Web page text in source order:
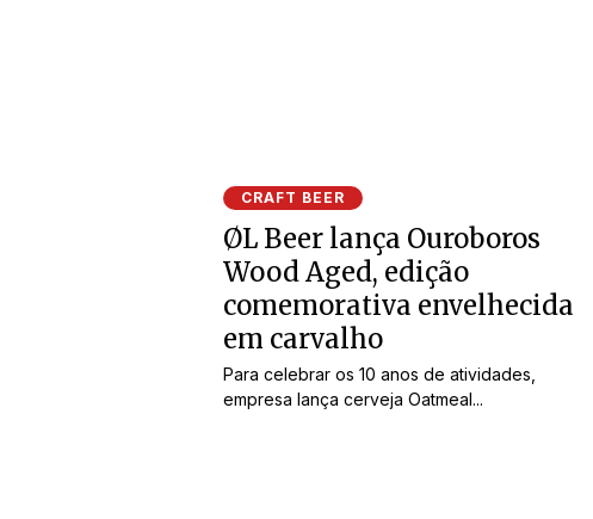
CRAFT BEER
ØL Beer lança Ouroboros
Wood Aged, edição
comemorativa envelhecida
em carvalho
Para celebrar os 10 anos de atividades,
empresa lança cerveja Oatmeal...